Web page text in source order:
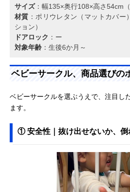
サイズ：幅135×奥行108×高さ54cm
材質 ：ポリウレタン（マットカバー
ション）
ドアロック ：ー
対象年齢 ：生後6か月～
ベビーサークル、商品選びの
ベビーサークルを選ぶうえで、注目し
ます。
① 安全性｜抜け出せないか、倒